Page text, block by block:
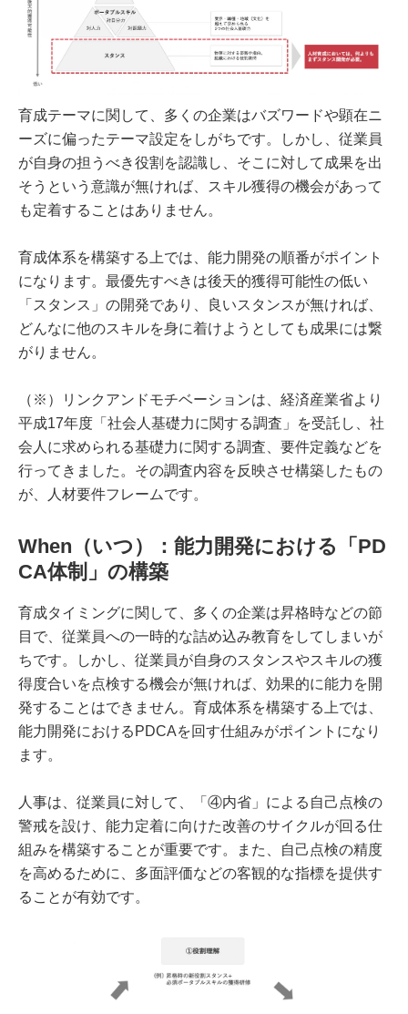
育成テーマに関して、多くの企業はバズワードや顕在ニ
ーズに偏ったテーマ設定をしがちです。しかし、従業員
が自身の担うべき役割を認識し、そこに対して成果を出
そうという意識が無ければ、スキル獲得の機会があって
も定着することはありません。
育成体系を構築する上では、能力開発の順番がポイント
になります。最優先すべきは後天的獲得可能性の低い
「スタンス」の開発であり、良いスタンスが無ければ、
どんなに他のスキルを身に着けようとしても成果には繋
がりません。
（※）リンクアンドモチベーションは、経済産業省より
平成17年度「社会人基礎力に関する調査」を受託し、社
会人に求められる基礎力に関する調査、要件定義などを
行ってきました。その調査内容を反映させ構築したもの
が、人材要件フレームです。
When（いつ）：能力開発における「PD
CA体制」の構築
育成タイミングに関して、多くの企業は昇格時などの節
目で、従業員への一時的な詰め込み教育をしてしまいが
ちです。しかし、従業員が自身のスタンスやスキルの獲
得度合いを点検する機会が無ければ、効果的に能力を開
発することはできません。育成体系を構築する上では、
能力開発におけるPDCAを回す仕組みがポイントになり
ます。
人事は、従業員に対して、「④内省」による自己点検の
警戒を設け、能力定着に向けた改善のサイクルが回る仕
組みを構築することが重要です。また、自己点検の精度
を高めるために、多面評価などの客観的な指標を提供す
ることが有効です。